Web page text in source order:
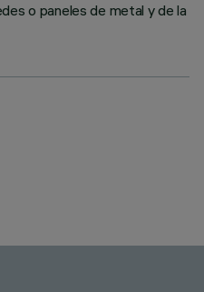
o paneles de metal y de la